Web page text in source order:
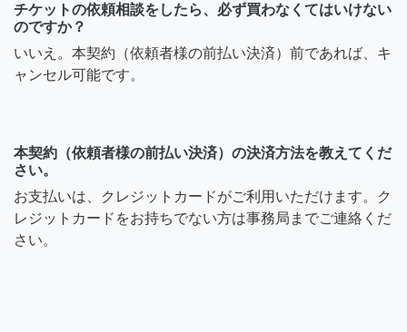
チケットの依頼相談をしたら、必ず買わなくてはいけない
のですか？
いいえ。本契約（依頼者様の前払い決済）前であれば、キ
ャンセル可能です。
本契約（依頼者様の前払い決済）の決済方法を教えてくだ
さい。
お支払いは、クレジットカードがご利用いただけます。ク
レジットカードをお持ちでない方は事務局までご連絡くだ
さい。